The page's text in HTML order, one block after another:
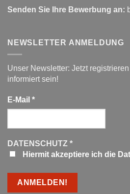
Senden Sie Ihre Bewerbung an:
NEWSLETTER ANMELDUNG
Unser Newsletter: Jetzt
informiert sein!
E-Mail *
DATENSCHUTZ *
Hiermit akzeptiere ich die